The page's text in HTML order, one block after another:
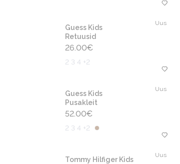
Uus
Guess Kids
Retuusid
26.00€
2 3 4 +2
Uus
Guess Kids
Pusakleit
52.00€
2 3 4 +2
Uus
Tommy Hilfiger Kids